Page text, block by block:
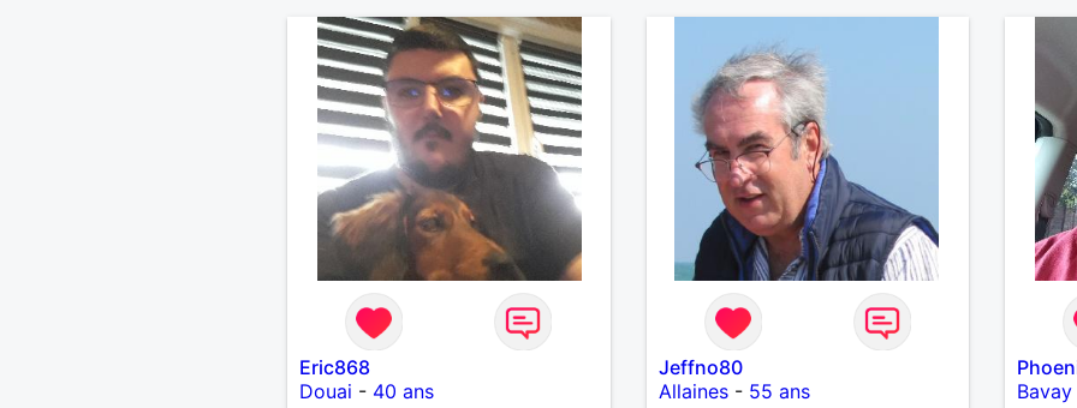
yeux
des
« Le
disait
être
de
et
«
Mais
Eric868
Douai - 40 ans
Jeffno80
Allaines- 55 ans
Bavay